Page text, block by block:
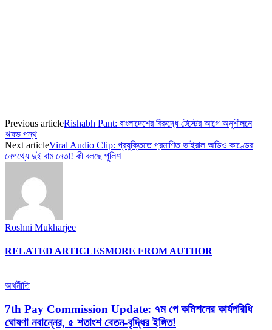
Previous articleRishabh Pant: বাংলাদেশের বিরুদ্ধে টেস্টের আগে অনুশীলনে
ঋষভ পন্থ
Next articleViral Audio Clip: প্রযুক্তিতে প্রমাণিত ভাইরাল অডিও কাণ্ডের
নেপথ্যে দুই বাম নেতা! কী বলছে পুলিশ
Roshni Mukharjee
RELATED ARTICLESMORE FROM AUTHOR
অর্থনীতি
7th Pay Commission Update: ৭ম পে কমিশনের কার্যপরিধি
ঘোষণা নবান্নের, ৫ শতাংশ বেতন-বৃদ্ধির ইঙ্গিত!